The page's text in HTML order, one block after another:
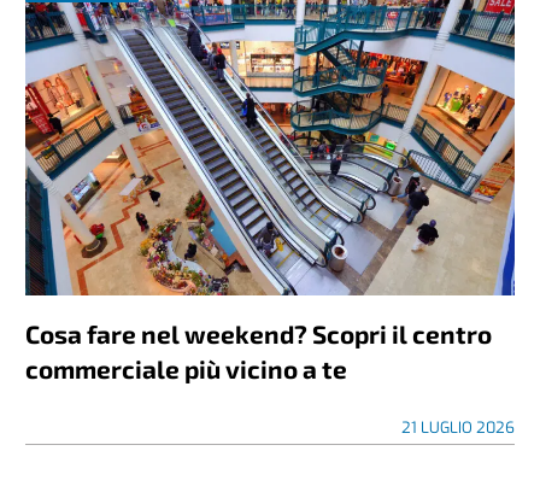
Cosa fare nel weekend? Scopri il centro
commerciale più vicino a te
21 LUGLIO 2026